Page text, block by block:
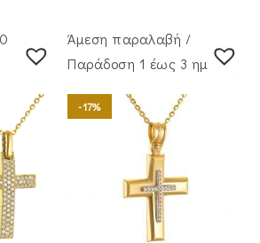
Άμεση παραλαβή /
Παράδoση 1 έως 3 ημέρες
-17%